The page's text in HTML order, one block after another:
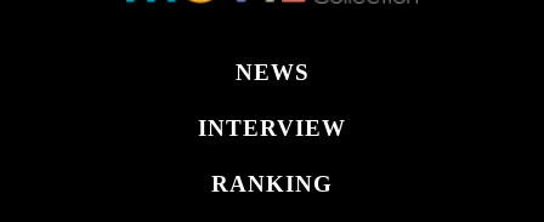
NEWS
INTERVIEW
RANKING